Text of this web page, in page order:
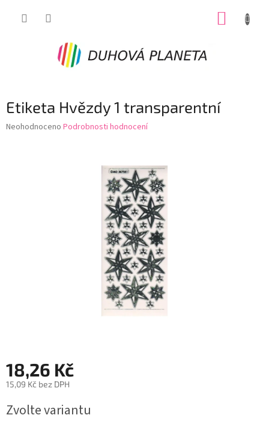
Etiketa Hvězdy 1 transparentní
Průměrné
Neohodnoceno Podrobnosti hodnocení
18,26 Kč
15,09 Kč bez DPH
cena:
Zvolte variantu